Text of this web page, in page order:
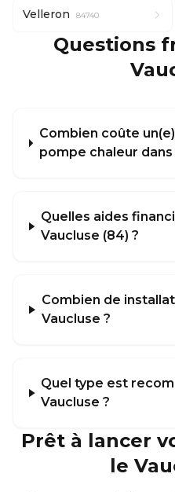
Velleron 84740
Questions
Combien coûte
pompe chaleur dans
Quelles aides
Vaucluse (84) ?
Combien de
Vaucluse ?
Quel type est
Vaucluse ?
Prêt à lancer
le